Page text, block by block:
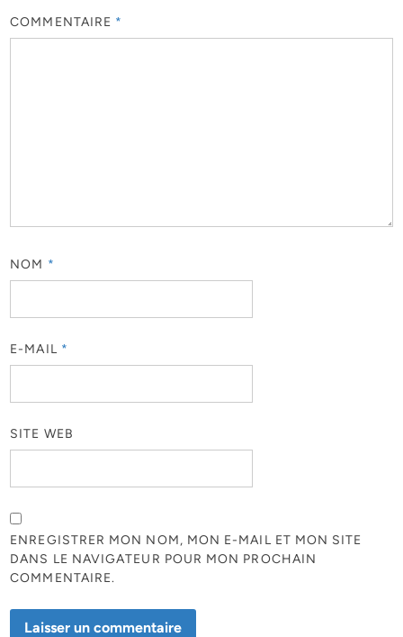
COMMENTAIRE *
NOM *
E-MAIL *
SITE WEB
ENREGISTRER MON NOM, MON E-MAIL ET MON SITE
DANS LE NAVIGATEUR POUR MON PROCHAIN
COMMENTAIRE.